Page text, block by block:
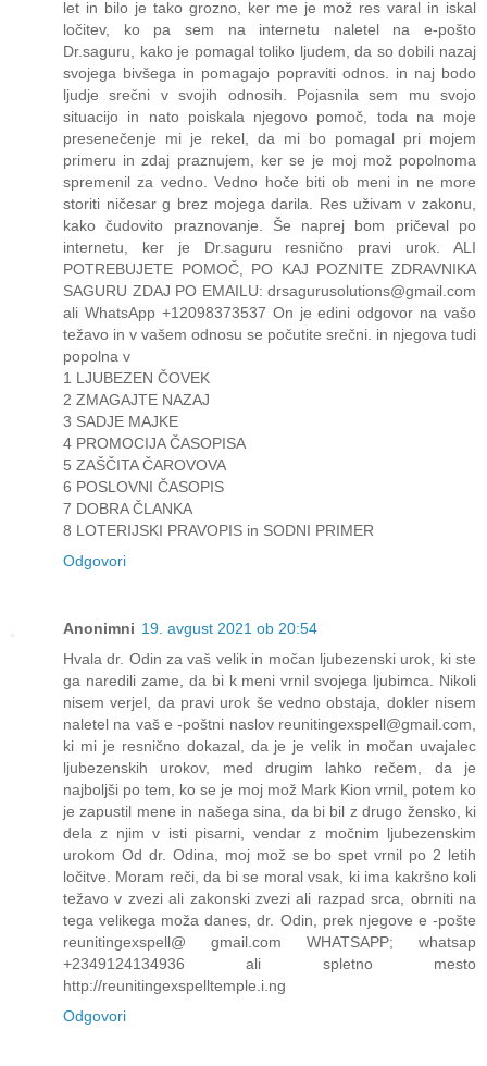
let in bilo je tako grozno, ker me je mož res varal in iskal
ločitev, ko pa sem na internetu naletel na e-pošto
Dr.saguru, kako je pomagal toliko ljudem, da so dobili nazaj
svojega bivšega in pomagajo popraviti odnos. in naj bodo
ljudje srečni v svojih odnosih. Pojasnila sem mu svojo
situacijo in nato poiskala njegovo pomoč, toda na moje
presenečenje mi je rekel, da mi bo pomagal pri mojem
primeru in zdaj praznujem, ker se je moj mož popolnoma
spremenil za vedno. Vedno hoče biti ob meni in ne more
storiti ničesar g brez mojega darila. Res uživam v zakonu,
kako čudovito praznovanje. Še naprej bom pričeval po
internetu, ker je Dr.saguru resnično pravi urok. ALI
POTREBUJETE POMOČ, PO KAJ POZNITE ZDRAVNIKA
SAGURU ZDAJ PO EMAILU: drsagurusolutions@gmail.com
ali WhatsApp +12098373537 On je edini odgovor na vašo
težavo in v vašem odnosu se počutite srečni. in njegova tudi
popolna v
1 LJUBEZEN ČOVEK
2 ZMAGAJTE NAZAJ
3 SADJE MAJKE
4 PROMOCIJA ČASOPISA
5 ZAŠČITA ČAROVOVA
6 POSLOVNI ČASOPIS
7 DOBRA ČLANKA
8 LOTERIJSKI PRAVOPIS in SODNI PRIMER
Odgovori
Anonimni 19. avgust 2021 ob 20:54
Hvala dr. Odin za vaš velik in močan ljubezenski urok, ki ste
ga naredili zame, da bi k meni vrnil svojega ljubimca. Nikoli
nisem verjel, da pravi urok še vedno obstaja, dokler nisem
naletel na vaš e -poštni naslov reunitingexspell@gmail.com,
ki mi je resnično dokazal, da je je velik in močan uvajalec
ljubezenskih urokov, med drugim lahko rečem, da je
najboljši po tem, ko se je moj mož Mark Kion vrnil, potem ko
je zapustil mene in našega sina, da bi bil z drugo žensko, ki
dela z njim v isti pisarni, vendar z močnim ljubezenskim
urokom Od dr. Odina, moj mož se bo spet vrnil po 2 letih
ločitve. Moram reči, da bi se moral vsak, ki ima kakršno koli
težavo v zvezi ali zakonski zvezi ali razpad srca, obrniti na
tega velikega moža danes, dr. Odin, prek njegove e -pošte
reunitingexspell@ gmail.com WHATSAPP; whatsap
+2349124134936 ali spletno mesto
http://reunitingexspelltemple.i.ng
Odgovori